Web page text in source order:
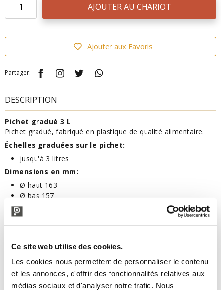
Ce site web utilise des cookies.
Les cookies nous permettent de personnaliser le contenu
et les annonces, d'offrir des fonctionnalités relatives aux
médias sociaux et d'analyser notre trafic. Nous
AJOUTER AU CHARIOT
Ajouter aux Favoris
Partager:
DESCRIPTION
Pichet gradué 3 L
Pichet gradué, fabriqué en plastique de qualité alimentaire.
Échelles graduées sur le pichet:
jusqu'à 3 litres
Dimensions en mm:
Ø haut 163
Ø bas 157
hauteur 174
PRODUITS VOISINS